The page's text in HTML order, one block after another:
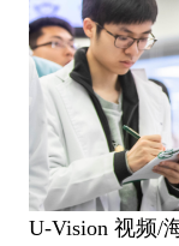
U-Vision 视频/